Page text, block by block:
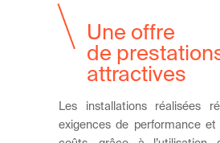
Une offre
de
attractives
Les installations réalisées
exigences de performance